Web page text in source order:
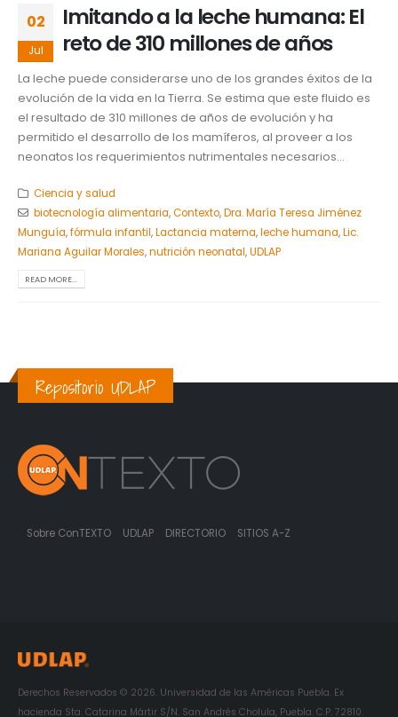
02
Jul
Imitando a la leche humana: El
reto de 310 millones de años
La leche puede considerarse uno de los grandes éxitos de la
evolución de la vida en la Tierra. Se estima que este fluido es
el resultado de 310 millones de años de evolución y ha
permitido el desarrollo de los mamíferos, al proveer a los
neonatos los requerimientos nutrimentales necesarios...
Ciencia y salud
biotecnología alimentaria,Contexto,Dra. María Teresa Jiménez
Munguía,fórmula infantil,Lactancia materna,leche humana,Lic.
Mariana Aguilar Morales,nutrición neonatal,UDLAP
READ MORE...
Repositorio UDLAP
Sobre ConTEXTO UDLAP DIRECTORIO SITIOS A-Z
Derechos Reservados © 2026. Universidad de las Américas Puebla. Ex
hacienda Sta. Catarina Mártir S/N. San Andrés Cholula, Puebla. C.P. 72810.